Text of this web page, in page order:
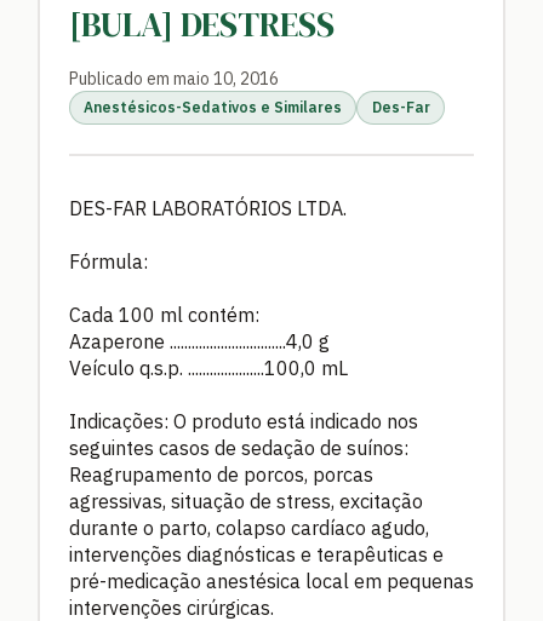
[BULA] DESTRESS
Publicado em maio 10, 2016
Anestésicos-Sedativos e Similares Des-Far
DES-FAR LABORATÓRIOS LTDA.
Fórmula:
Cada 100 ml contém:
Azaperone ................................4,0 g
Veículo q.s.p. .....................100,0 mL
Indicações: O produto está indicado nos
seguintes casos de sedação de suínos:
Reagrupamento de porcos, porcas
agressivas, situação de stress, excitação
durante o parto, colapso cardíaco agudo,
intervenções diagnósticas e terapêuticas e
pré-medicação anestésica local em pequenas
intervenções cirúrgicas.